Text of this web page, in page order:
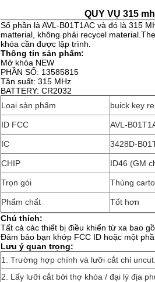
QUÝ VỤ 315
Số phần là AVL-B01T1AC và đó là 315
matterial, không phải recycel
khóa cần được lập trình.
Thông tin sản phẩm:
Mở khóa NEW
PHẦN SỐ: 13585815
Tần suất: 315 MHz
BATTERY: CR2032
Loại sản phẩm
buick key
ID FCC AVL-
IC 3428D-
CHIP ID46 (GM
Trọn gói Thùng
Phẩm chất
Tốt hơn
Chú thích:
Tất cả các thiết bị điều khiển từ xa bao
Đảm bảo bạn khớp FCC ID hoặc một
Lưu ý quan trọng:
1. Trường hợp chính và lưỡi cắt chỉ
2. Lấy lưỡi cắt bởi thợ khóa / đại lý địa